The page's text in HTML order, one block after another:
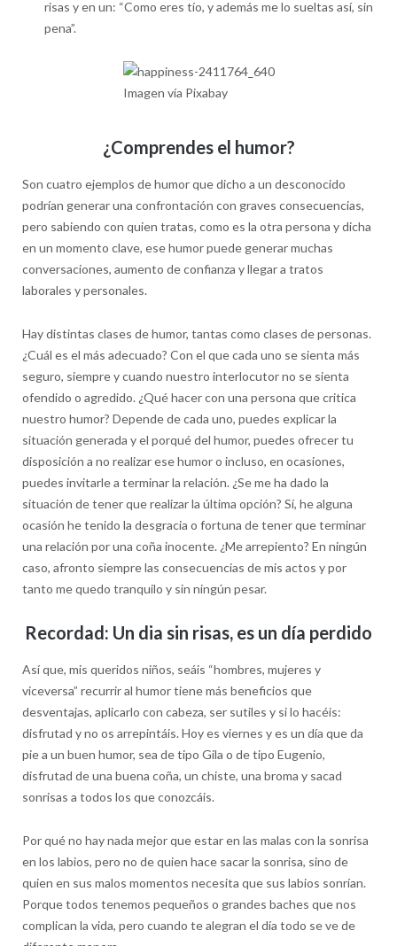
risas y en un: “Como eres tío, y además me lo sueltas así, sin
pena”.
Imagen vía Pixabay
¿Comprendes el humor?
Son cuatro ejemplos de humor que dicho a un desconocido
podrían generar una confrontación con graves consecuencias,
pero sabiendo con quien tratas, como es la otra persona y dicha
en un momento clave, ese humor puede generar muchas
conversaciones, aumento de confianza y llegar a tratos
laborales y personales.
Hay distintas clases de humor, tantas como clases de personas.
¿Cuál es el más adecuado? Con el que cada uno se sienta más
seguro, siempre y cuando nuestro interlocutor no se sienta
ofendido o agredido. ¿Qué hacer con una persona que critica
nuestro humor? Depende de cada uno, puedes explicar la
situación generada y el porqué del humor, puedes ofrecer tu
disposición a no realizar ese humor o incluso, en ocasiones,
puedes invitarle a terminar la relación. ¿Se me ha dado la
situación de tener que realizar la última opción? Sí, he alguna
ocasión he tenido la desgracia o fortuna de tener que terminar
una relación por una coña inocente. ¿Me arrepiento? En ningún
caso, afronto siempre las consecuencias de mis actos y por
tanto me quedo tranquilo y sin ningún pesar.
Recordad: Un dia sin risas, es un día perdido
Así que, mis queridos niños, seáis “hombres, mujeres y
viceversa” recurrir al humor tiene más beneficios que
desventajas, aplicarlo con cabeza, ser sutiles y si lo hacéis:
disfrutad y no os arrepintáis. Hoy es viernes y es un día que da
pie a un buen humor, sea de tipo Gila o de tipo Eugenio,
disfrutad de una buena coña, un chiste, una broma y sacad
sonrisas a todos los que conozcáis.
Por qué no hay nada mejor que estar en las malas con la sonrisa
en los labios, pero no de quien hace sacar la sonrisa, sino de
quien en sus malos momentos necesita que sus labios sonrían.
Porque todos tenemos pequeños o grandes baches que nos
complican la vida, pero cuando te alegran el día todo se ve de